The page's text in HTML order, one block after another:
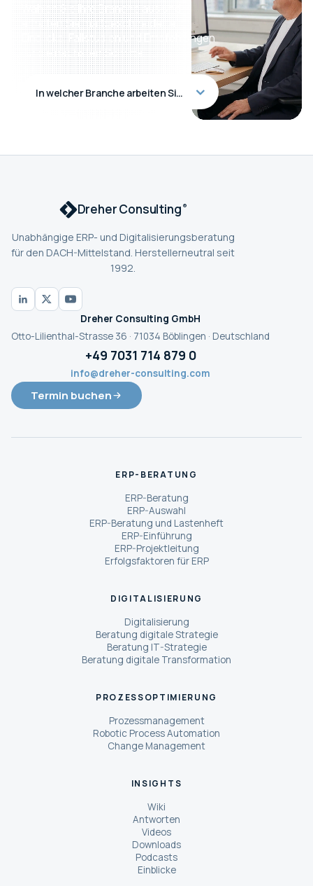
Wählen Sie Ihre Branche aus und
erhalten Sie maßgeschneiderte
Einblicke, Fallstudien und Empfehlungen
für die nächsten Schritte.
In welcher Branche arbeiten Sie?
Dreher Consulting ®
Unabhängige ERP- und Digitalisierungsberatung
für den DACH-Mittelstand. Herstellerneutral seit
1992.
Dreher Consulting GmbH
Otto-Lilienthal-Strasse 36 · 71034 Böblingen · Deutschland
+49 7031 714 879 0
info@dreher-consulting.com
Termin buchen
ERP-BERATUNG
ERP-Beratung
ERP-Auswahl
ERP-Beratung und Lastenheft
ERP-Einführung
ERP-Projektleitung
Erfolgsfaktoren für ERP
DIGITALISIERUNG
Digitalisierung
Beratung digitale Strategie
Beratung IT-Strategie
Beratung digitale Transformation
PROZESSOPTIMIERUNG
Prozessmanagement
Robotic Process Automation
Change Management
INSIGHTS
Wiki
Antworten
Videos
Downloads
Podcasts
Einblicke